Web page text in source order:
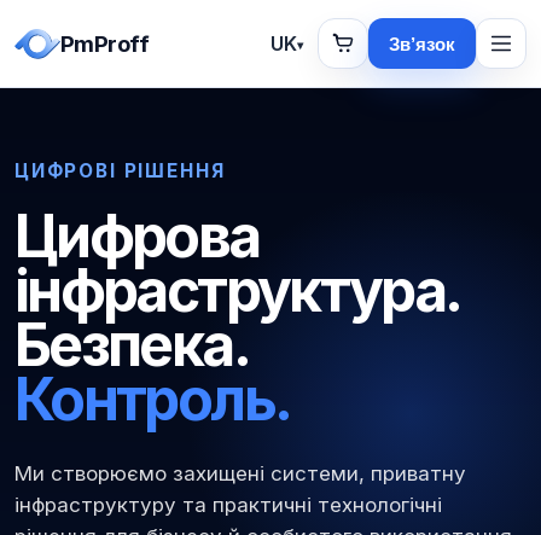
PmProff UK▾ Зв’язок
ЦИФРОВІ РІШЕННЯ
Цифрова
інфраструктура.
Безпека.
Контроль.
Ми створюємо захищені системи, приватну
інфраструктуру та практичні технологічні